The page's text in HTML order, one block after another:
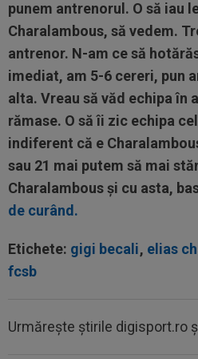
punem antrenorul. O să iau
Charalambous, să vedem.
antrenor. N-am ce să
imediat, am 5-6 cereri, pun
alta. Vreau să văd echipa în
rămase. O să îi zic echipa
indiferent că e
sau 21 mai putem să mai
Charalambous și cu asta,
de curând.
Etichete: gigi becali, elias
fcsb
Urmărește știrile digisport.ro